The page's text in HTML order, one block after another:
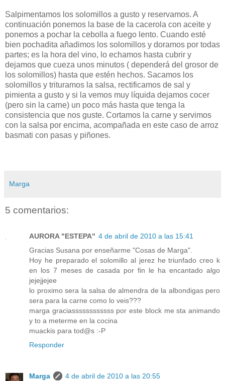
Salpimentamos los solomillos a gusto y reservamos. A
continuación ponemos la base de la cacerola con aceite y
ponemos a pochar la cebolla a fuego lento. Cuando esté
bien pochadita añadimos los solomillos y doramos por todas
partes; es la hora del vino, lo echamos hasta cubrir y
dejamos que cueza unos minutos ( dependerá del grosor de
los solomillos) hasta que estén hechos. Sacamos los
solomillos y trituramos la salsa, rectificamos de sal y
pimienta a gusto y si la vemos muy líquida dejamos cocer
(pero sin la carne) un poco más hasta que tenga la
consistencia que nos guste. Cortamos la carne y servimos
con la salsa por encima, acompañada en este caso de arroz
basmati con pasas y piñones.
Marga
5 comentarios:
AURORA "ESTEPA" 4 de abril de 2010 a las 15:41
Gracias Susana por enseñarme "Cosas de Marga".
Hoy he preparado el solomillo al jerez he triunfado creo k
en los 7 meses de casada por fin le ha encantado algo
jejejjejee
lo proximo sera la salsa de almendra de la albondigas pero
sera para la carne como lo veis???
marga graciassssssssssss por este block me sta animando
y to a meterme en la cocina
muackis para tod@s :-P
Responder
Marga
4 de abril de 2010 a las 20:55